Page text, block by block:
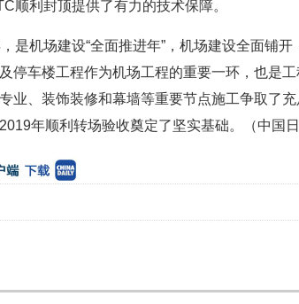
顺利封顶提供了有力的技术保障。
是机场建设“全面推进年”，机场建设全面铺
停车楼工程作为机场工程的重要一环，也是
业、装饰装修和幕墙等重要节点施工争取了
年顺利转场验收奠定了坚实基础。（中国日